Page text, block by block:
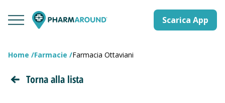
Scarica App
Home Farmacie Farmacia Ottaviani
Torna alla lista